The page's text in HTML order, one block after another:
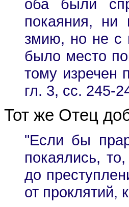
оба были
покаяния, ни
змию, но не с
было место
тому изречен
гл. 3, сс. 245-
Тот же Отец
"Если бы
покаялись,
до
от проклятий,